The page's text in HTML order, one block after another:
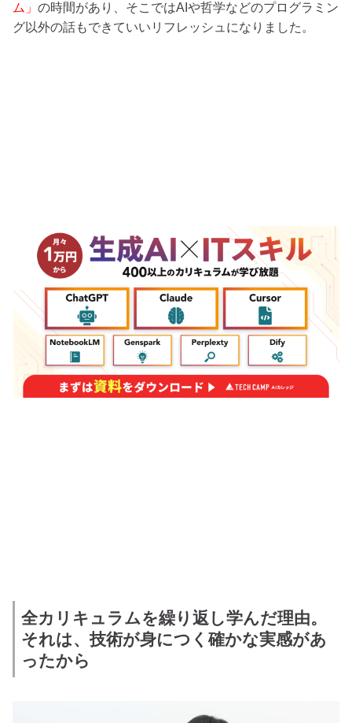
ム」 の時間があり、そこではAIや哲学などのプログラミン
グ以外の話もできていいリフレッシュになりました。
全カリキュラムを繰り返し学んだ理由。
それは、技術が身につく確かな実感があ
ったから